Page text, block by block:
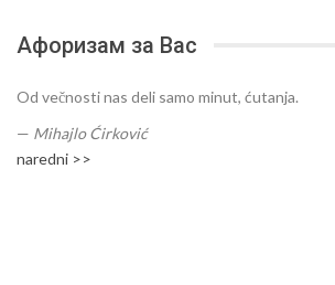
Афоризам за Вас
Od večnosti nas deli samo minut, ćutanja.
— Mihajlo Ćirković
naredni >>